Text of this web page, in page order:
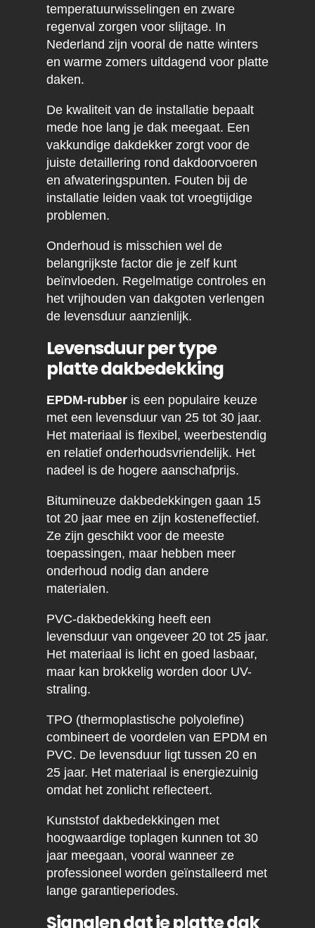
temperatuurwisselingen en zware
regenval zorgen voor slijtage. In
Nederland zijn vooral de natte winters
en warme zomers uitdagend voor platte
daken.
De kwaliteit van de installatie bepaalt
mede hoe lang je dak meegaat. Een
vakkundige dakdekker zorgt voor de
juiste detaillering rond dakdoorvoeren
en afwateringspunten. Fouten bij de
installatie leiden vaak tot vroegtijdige
problemen.
Onderhoud is misschien wel de
belangrijkste factor die je zelf kunt
beïnvloeden. Regelmatige controles en
het vrijhouden van dakgoten verlengen
de levensduur aanzienlijk.
Levensduur per type
platte dakbedekking
EPDM-rubberis een populaire keuze
met een levensduur van 25 tot 30 jaar.
Het materiaal is flexibel, weerbestendig
en relatief onderhoudsvriendelijk. Het
nadeel is de hogere aanschafprijs.
Bitumineuze dakbedekkingen gaan 15
tot 20 jaar mee en zijn kosteneffectief.
Ze zijn geschikt voor de meeste
toepassingen, maar hebben meer
onderhoud nodig dan andere
materialen.
PVC-dakbedekking heeft een
levensduur van ongeveer 20 tot 25 jaar.
Het materiaal is licht en goed lasbaar,
maar kan brokkelig worden door UV-
straling.
TPO (thermoplastische polyolefine)
combineert de voordelen van EPDM en
PVC. De levensduur ligt tussen 20 en
25 jaar. Het materiaal is energiezuinig
omdat het zonlicht reflecteert.
Kunststof dakbedekkingen met
hoogwaardige toplagen kunnen tot 30
jaar meegaan, vooral wanneer ze
professioneel worden geïnstalleerd met
lange garantieperiodes.
Signalen dat je platte dak